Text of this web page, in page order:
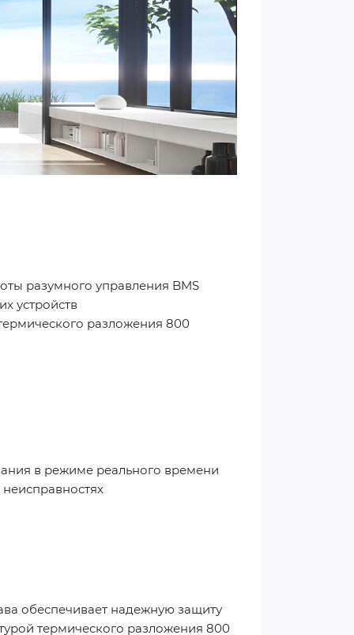
разумного управления BMS
устройств
разложения 800
в режиме реального времени
обеспечивает надежную защиту
термического разложения 800